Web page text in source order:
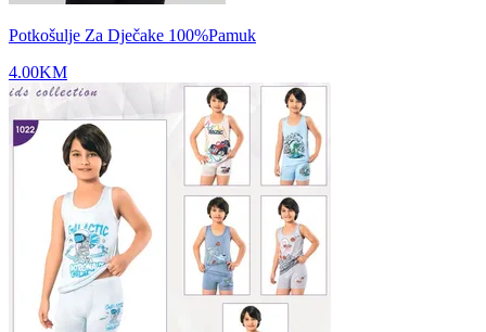
Potkošulje Za Dječake 100%Pamuk
4.00KM